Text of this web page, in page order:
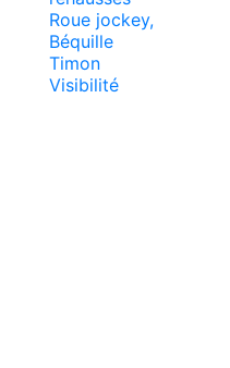
Roue jockey,
Béquille
Timon
Visibilité